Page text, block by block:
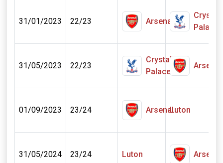
31/01/2023 22/23 Arsenal
Crystal
Palace
31/05/2023 22/23
Crystal
Palace
Arsenal
01/09/2023 23/24 ArsenalLuton
31/05/2024 23/24 Luton Arsenal